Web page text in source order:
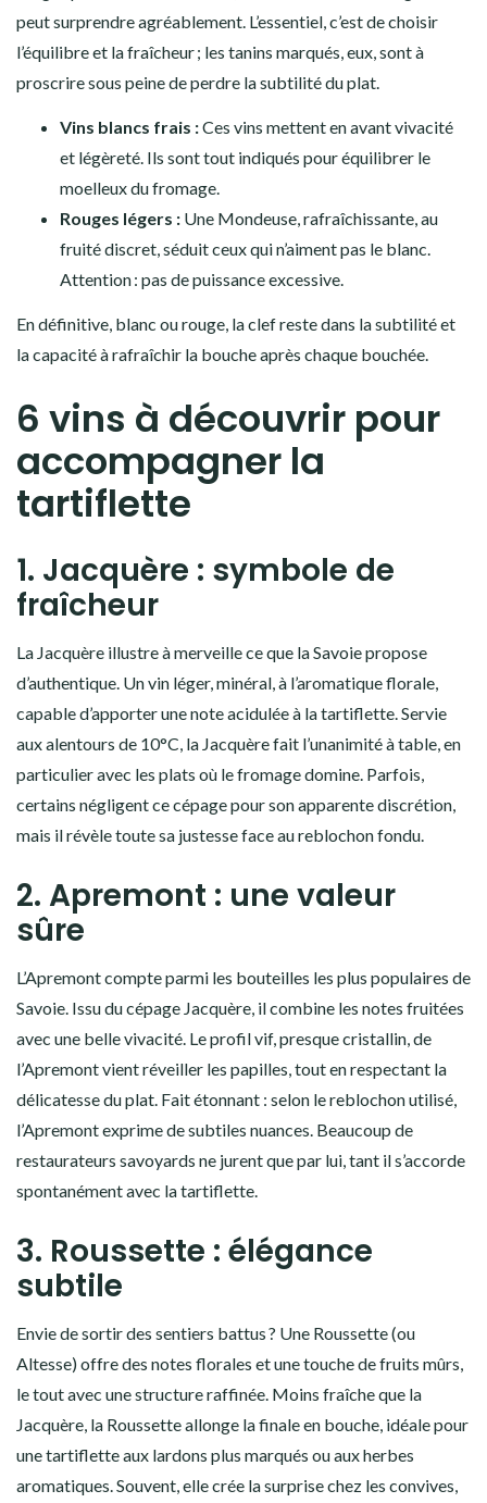
peut surprendre agréablement. L’essentiel, c’est de choisir
l’équilibre et la fraîcheur ; les tanins marqués, eux, sont à
proscrire sous peine de perdre la subtilité du plat.
Vins blancs frais :Ces vins mettent en avant vivacité
et légèreté. Ils sont tout indiqués pour équilibrer le
moelleux du fromage.
Rouges légers : Une Mondeuse, rafraîchissante, au
fruité discret, séduit ceux qui n’aiment pas le blanc.
Attention : pas de puissance excessive.
En définitive, blanc ou rouge, la clef reste dans la subtilité et
la capacité à rafraîchir la bouche après chaque bouchée.
6 vins à découvrir pour
accompagner la
tartiflette
1. Jacquère : symbole de
fraîcheur
La Jacquère illustre à merveille ce que la Savoie propose
d’authentique. Un vin léger, minéral, à l’aromatique florale,
capable d’apporter une note acidulée à la tartiflette. Servie
aux alentours de 10°C, la Jacquère fait l’unanimité à table, en
particulier avec les plats où le fromage domine. Parfois,
certains négligent ce cépage pour son apparente discrétion,
mais il révèle toute sa justesse face au reblochon fondu.
2. Apremont : une valeur
sûre
L’Apremont compte parmi les bouteilles les plus populaires de
Savoie. Issu du cépage Jacquère, il combine les notes fruitées
avec une belle vivacité. Le profil vif, presque cristallin, de
l’Apremont vient réveiller les papilles, tout en respectant la
délicatesse du plat. Fait étonnant : selon le reblochon utilisé,
l’Apremont exprime de subtiles nuances. Beaucoup de
restaurateurs savoyards ne jurent que par lui, tant il s’accorde
spontanément avec la tartiflette.
3. Roussette : élégance
subtile
Envie de sortir des sentiers battus ? Une Roussette (ou
Altesse) offre des notes florales et une touche de fruits mûrs,
le tout avec une structure raffinée. Moins fraîche que la
Jacquère, la Roussette allonge la finale en bouche, idéale pour
une tartiflette aux lardons plus marqués ou aux herbes
aromatiques. Souvent, elle crée la surprise chez les convives,